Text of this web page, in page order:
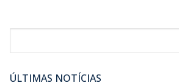
ÚLTIMAS NOTÍCIAS